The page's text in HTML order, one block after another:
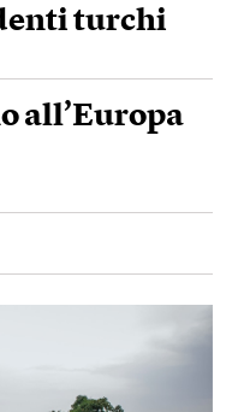
turchi
all’Europa